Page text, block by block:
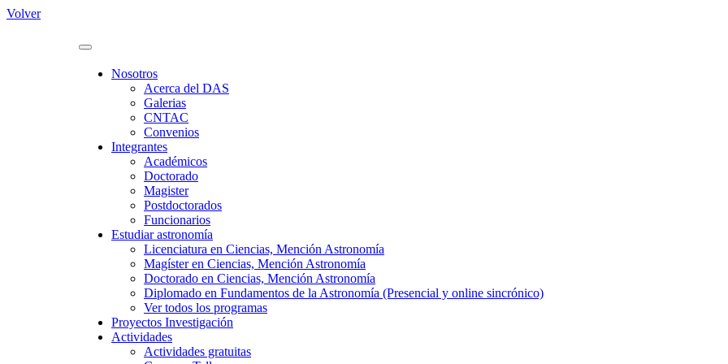
Volver
Nosotros
Acerca del DAS
Galerias
CNTAC
Convenios
Integrantes
Académicos
Doctorado
Magister
Postdoctorados
Funcionarios
Estudiar astronomía
Licenciatura en Ciencias, Mención Astronomía
Magíster en Ciencias, Mención Astronomía
Doctorado en Ciencias, Mención Astronomía
Diplomado en Fundamentos de la Astronomía (Presencial y online sincrónico)
Ver todos los programas
Proyectos Investigación
Actividades
Actividades gratuitas